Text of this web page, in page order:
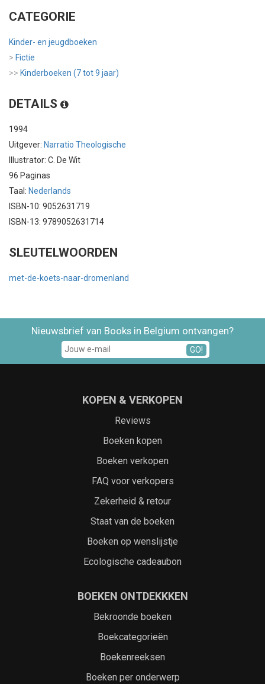
CATEGORIE
Kinder- en jeugdboeken
> Fictie
>> Kinderboeken (7 tot 9 jaar)
DETAILS
1994
Uitgever: Narratio Theologische
Illustrator: C. De Wit
96 Paginas
Taal: Nederlands
ISBN-10: 9052631719
ISBN-13: 9789052631714
SLEUTELWOORDEN
met-de-koets-naar-dromenland
Nieuwsbrief van Books in Belgium ontvangen?
GO!
KOPEN & VERKOPEN
Reviews
Boeken kopen
Boeken verkopen
FAQ voor verkopers
Zekerheid & retour
Staat van de boeken
Boeken op wenslijstje
Ecologische cadeaubon
BOEKEN ONTDEKKKEN
Bekroonde boeken
Boekcategorieën
Boekenreeksen
Boeken per onderwerp